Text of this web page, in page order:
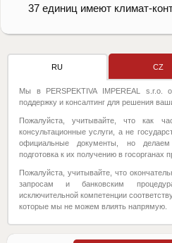
37 единиц имеют климат-
RU CZ
Мы в PERSPEKTIVA IMPEREAL s.r.o.
поддержку и консалтинг для решения
Пожалуйста, учитывайте, что как
консультационные услуги, а не
официальные документы, но
подготовка к их получению в госорганах
Пожалуйста, учитывайте, что
запросам и банковским
исключительной компетенции
которые мы не можем влиять напрямую.